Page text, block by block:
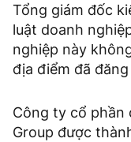
Tổng giám đốc
luật doanh
nghiệp này
địa điểm đã đăng
Công ty cổ phần
Group được